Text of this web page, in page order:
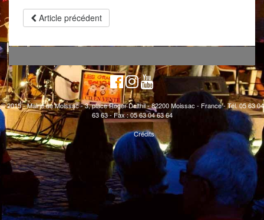
Article précédent
© 2015 - Mairie de Moissac - 3, place Roger Delthil - 82200 Moissac - France - Tél. 05 63 04
63 63 - Fax : 05 63 04 63 64
Crédits